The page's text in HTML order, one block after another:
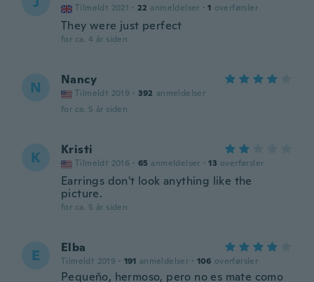
Tilmeldt 2021 · 22 anmeldelser · 1 overførsler
They were just perfect
for ca. 4 år siden
N Nancy
Tilmeldt 2019 · 392 anmeldelser
for ca. 5 år siden
K Kristi
Tilmeldt 2016 · 65 anmeldelser · 13 overførsler
Earrings don't look anything like the
picture.
for ca. 5 år siden
E Elba
Tilmeldt 2019 · 191 anmeldelser · 106 overførsler
Pequeño, hermoso, pero no es mate como